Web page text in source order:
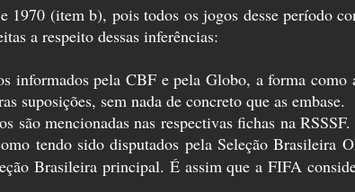
(item b), pois todos os jogos desse período
a respeito dessas inferências:
informados pela CBF e pela Globo, a forma
suposições, sem nada de concreto que as embase.
mencionadas nas respectivas fichas na
tendo sido disputados pela Seleção Brasileira
Brasileira principal. É assim que a FIFA